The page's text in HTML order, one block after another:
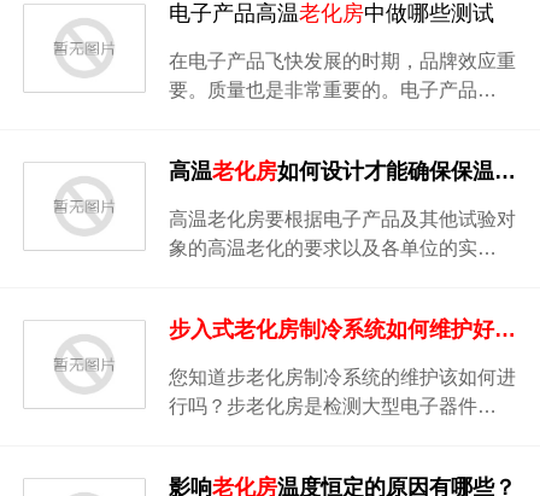
电子产品高温老化房中做哪些测试
在电子产品飞快发展的时期，品牌效应重
要。质量也是非常重要的。电子产品…
高温老化房如何设计才能确保保温隔热效果及温度均匀？
高温老化房要根据电子产品及其他试验对
象的高温老化的要求以及各单位的实…
步入式老化房制冷系统如何维护好呢？
您知道步老化房制冷系统的维护该如何进
行吗？步老化房是检测大型电子器件…
影响老化房温度恒定的原因有哪些？